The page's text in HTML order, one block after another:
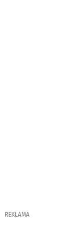
REKLAMA